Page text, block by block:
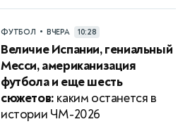
ФУТБОЛ • ВЧЕРА 10:28
Величие Испании, гениальный
Месси, американизация
футбола и еще шесть
сюжетов: каким останется в
истории ЧМ-2026